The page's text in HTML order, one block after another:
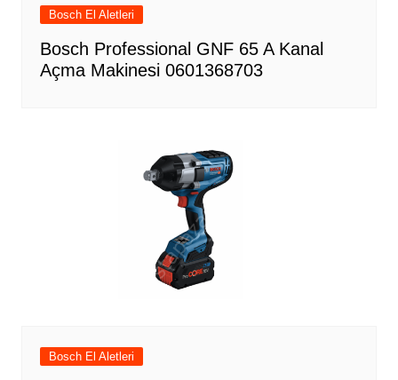
Bosch El Aletleri
Bosch Professional GNF 65 A Kanal
Açma Makinesi 0601368703
Bosch El Aletleri